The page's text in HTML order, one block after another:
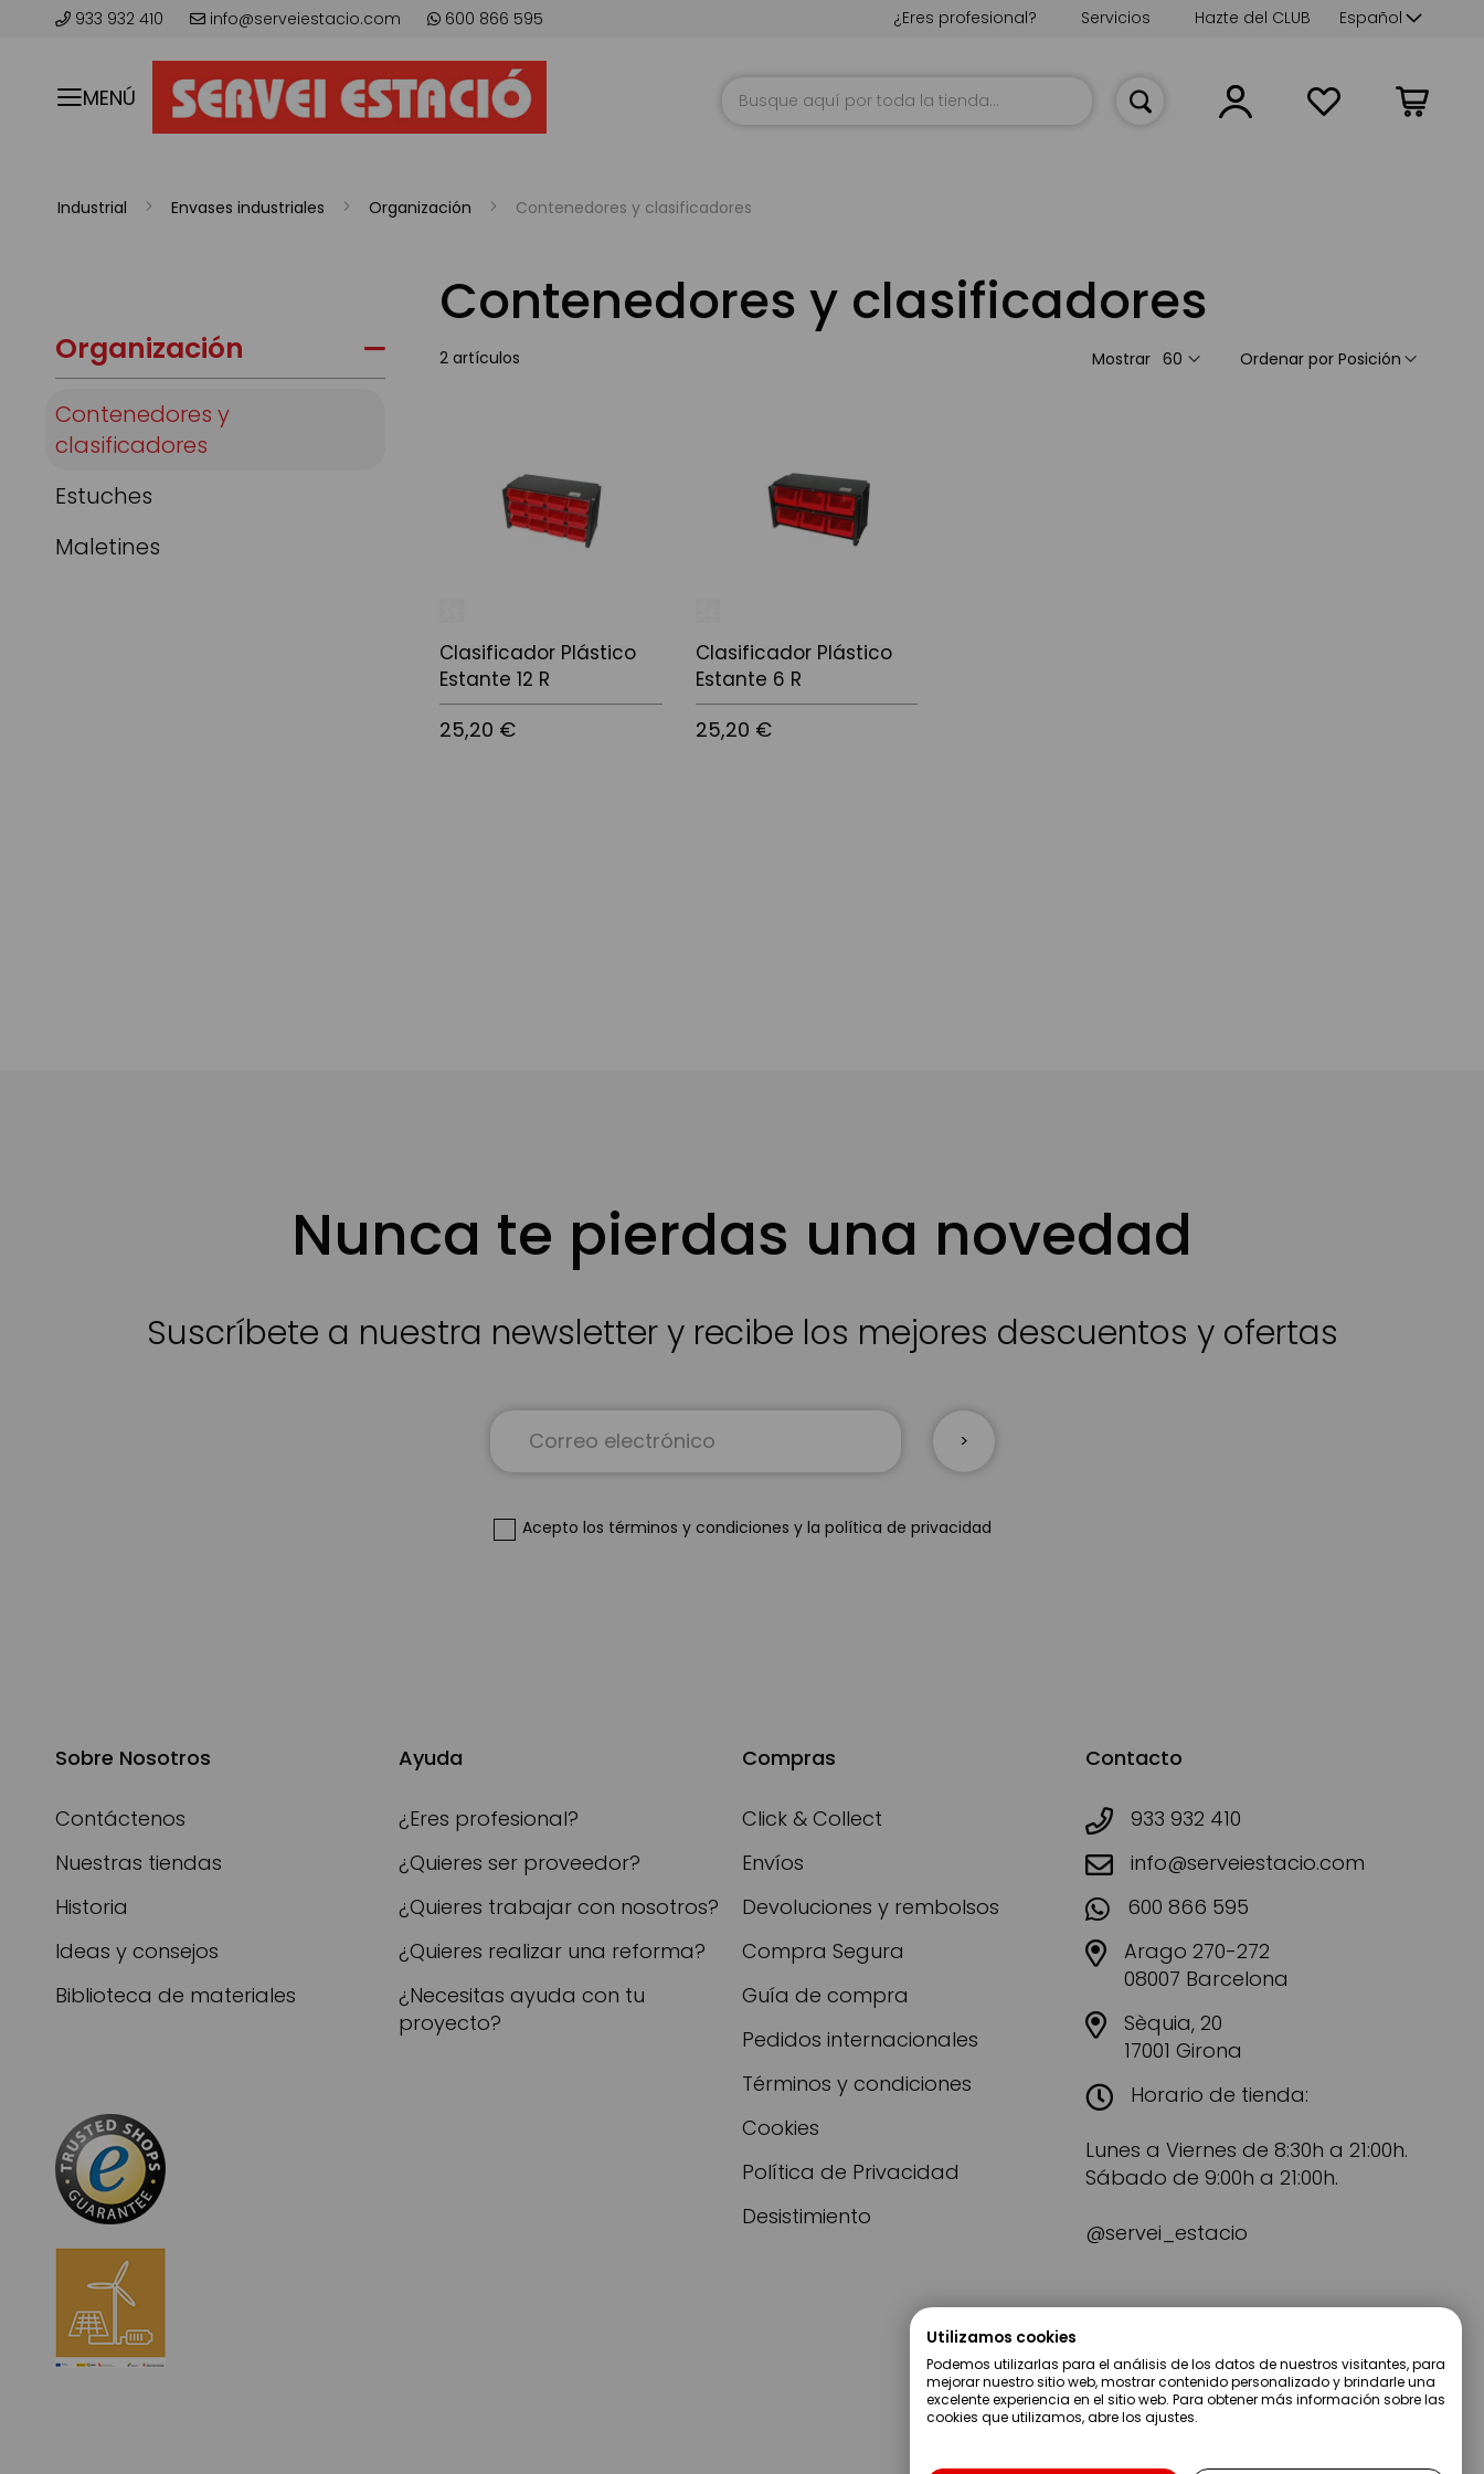
933 932 410 info@serveiestacio.com 600 866 595 Lenguaje
Español
Hazte del CLUB
Servicios
¿Eres profesional?
MENÚ
Mi cesta
Industrial Envases industriales Organización Contenedores y clasificadores
Contenedores y clasificadores
2 artículos Ordenar por
Mostrar
Clasificador Plástico
Estante 12 R
25,20 €
Clasificador Plástico
Estante 6 R
25,20 €
Organización
Contenedores y
clasificadores
Estuches
Maletines
Nunca te pierdas una novedad
Suscríbete a nuestra newsletter y recibe los mejores descuentos y ofertas
a
noticias:
Acepto los términos y condiciones y la política de privacidad
Sobre Nosotros
Contáctenos
Nuestras tiendas
Historia
Ideas y consejos
Biblioteca de materiales
Ayuda
¿Eres profesional?
¿Quieres ser proveedor?
¿Quieres trabajar con nosotros?
¿Quieres realizar una reforma?
¿Necesitas ayuda con tu
proyecto?
Compras
Click & Collect
Envíos
Devoluciones y rembolsos
Compra Segura
Guía de compra
Pedidos internacionales
Términos y condiciones
Cookies
Política de Privacidad
Desistimiento
Contacto
933 932 410
info@serveiestacio.com
600 866 595
Arago 270-272
08007 Barcelona
Sèquia, 20
17001 Girona
Horario de tienda:
Lunes a Viernes de 8:30h a 21:00h.
Sábado de 9:00h a 21:00h.
@servei_estacio
Utilizamos cookies
Podemos utilizarlas para el análisis de los datos de nuestros visitantes, para
mejorar nuestro sitio web, mostrar contenido personalizado y brindarle una
excelente experiencia en el sitio web. Para obtener más información sobre las
cookies que utilizamos, abre los ajustes.